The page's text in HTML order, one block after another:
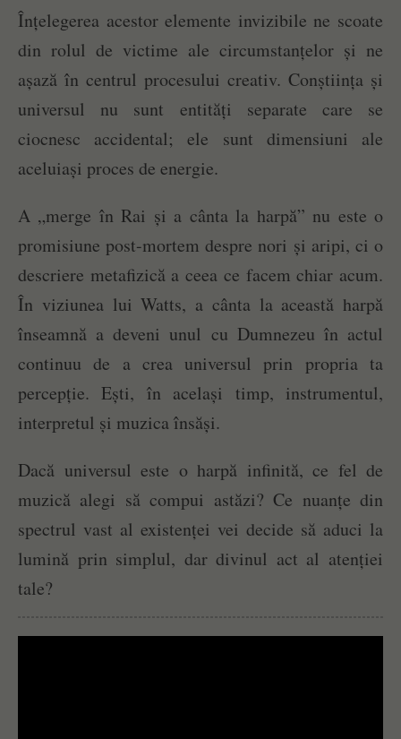
Înțelegerea acestor elemente invizibile ne scoate
din rolul de victime ale circumstanțelor și ne
așază în centrul procesului creativ. Conștiința și
universul nu sunt entități separate care se
ciocnesc accidental; ele sunt dimensiuni ale
aceluiași proces de energie.
A „merge în Rai și a cânta la harpă” nu este o
promisiune post-mortem despre nori și aripi, ci o
descriere metafizică a ceea ce facem chiar acum.
În viziunea lui Watts, a cânta la această harpă
înseamnă a deveni unul cu Dumnezeu în actul
continuu de a crea universul prin propria ta
percepție. Ești, în același timp, instrumentul,
interpretul și muzica însăși.
Dacă universul este o harpă infinită, ce fel de
muzică alegi să compui astăzi? Ce nuanțe din
spectrul vast al existenței vei decide să aduci la
lumină prin simplul, dar divinul act al atenției
tale?